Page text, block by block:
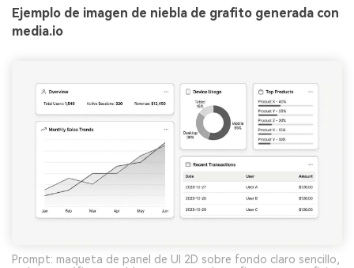
Ejemplo de imagen de niebla de grafito generada con
media.io
Prompt: maqueta de panel de UI 2D sobre fondo claro sencillo,